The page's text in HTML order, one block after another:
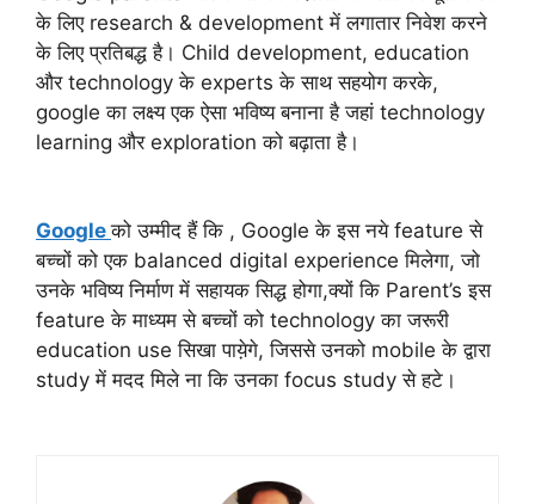
के लिए research & development में लगातार निवेश करने
के लिए प्रतिबद्ध है। Child development, education
और technology के experts के साथ सहयोग करके,
google का लक्ष्य एक ऐसा भविष्य बनाना है जहां technology
learning और exploration को बढ़ाता है।
Googleको उम्मीद हैं कि , Google के इस नये feature से
बच्चों को एक balanced digital experience मिलेगा, जो
उनके भविष्य निर्माण में सहायक सिद्ध होगा,क्यों कि Parent’s इस
feature के माध्यम से बच्चों को technology का जरूरी
education use सिखा पाये़गे, जिससे उनको mobile के द्वारा
study में मदद मिले ना कि उनका focus study से हटे।